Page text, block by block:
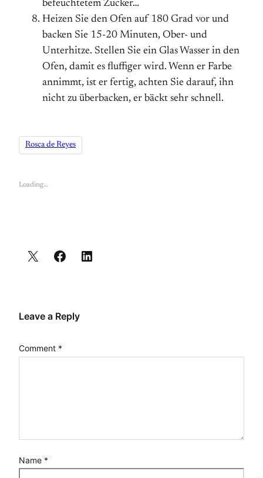
befeuchtetem Zucker…
Heizen Sie den Ofen auf 180 Grad vor und
backen Sie 15-20 Minuten, Ober- und
Unterhitze. Stellen Sie ein Glas Wasser in den
Ofen, damit es fluffiger wird. Wenn er Farbe
annimmt, ist er fertig, achten Sie darauf, ihn
nicht zu überbacken, er bäckt sehr schnell.
Rosca de Reyes
Loading…
Leave a Reply
Comment *
Name *